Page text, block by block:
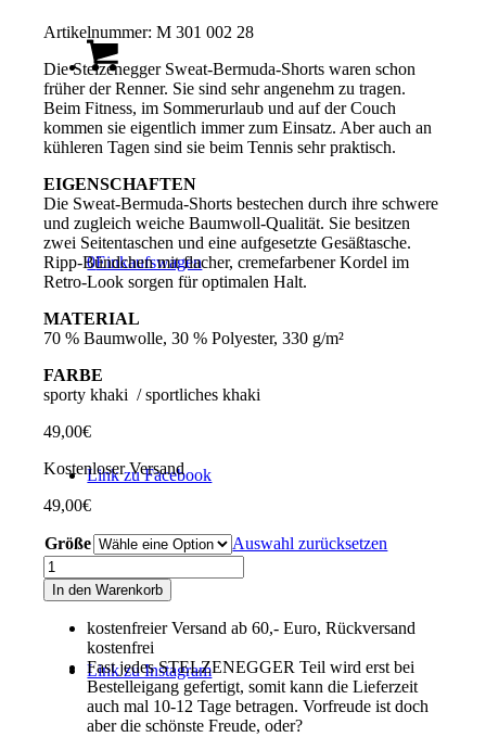
0Einkaufswagen
Link zu Facebook
Link zu Instagram
Artikelnummer:M 301 002 28
Die Stelzenegger Sweat-Bermuda-Shorts waren schon
früher der Renner. Sie sind sehr angenehm zu tragen.
Beim Fitness, im Sommerurlaub und auf der Couch
kommen sie eigentlich immer zum Einsatz. Aber auch an
kühleren Tagen sind sie beim Tennis sehr praktisch.
EIGENSCHAFTEN
Die Sweat-Bermuda-Shorts bestechen durch ihre schwere
und zugleich weiche Baumwoll-Qualität. Sie besitzen
zwei Seitentaschen und eine aufgesetzte Gesäßtasche.
Ripp-Bündchen mit flacher, cremefarbener Kordel im
Retro-Look sorgen für optimalen Halt.
MATERIAL
70 % Baumwolle, 30 % Polyester, 330 g/m²
FARBE
sporty khaki / sportliches khaki
49,00€
Kostenloser Versand
49,00€
Größe
Auswahl zurücksetzen
Sweat-
Bermuda-
Shorts
„Typo-
sportliches
Menge
In den Warenkorb
kostenfreier Versand ab 60,- Euro, Rückversand
kostenfrei
Fast jedes STELZENEGGER Teil wird erst bei
Bestelleigang gefertigt, somit kann die Lieferzeit
auch mal 10-12 Tage betragen. Vorfreude ist doch
aber die schönste Freude, oder?